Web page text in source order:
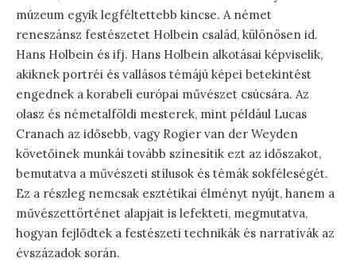
múzeum egyik legféltettebb kincse. A német
reneszánsz festészetet Holbein család, különösen id.
Hans Holbein és ifj. Hans Holbein alkotásai képviselik,
akiknek portréi és vallásos témájú képei betekintést
engednek a korabeli európai művészet csúcsára. Az
olasz és németalföldi mesterek, mint például Lucas
Cranach az idősebb, vagy Rogier van der Weyden
követőinek munkái tovább színesítik ezt az időszakot,
bemutatva a művészeti stílusok és témák sokféleségét.
Ez a részleg nemcsak esztétikai élményt nyújt, hanem a
művészettörténet alapjait is lefekteti, megmutatva,
hogyan fejlődtek a festészeti technikák és narratívák az
évszázadok során.